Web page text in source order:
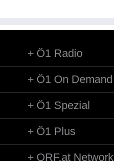
Ö1 Radio
Ö1 On Demand
Ö1 Spezial
Ö1 Plus
ORF.at Network